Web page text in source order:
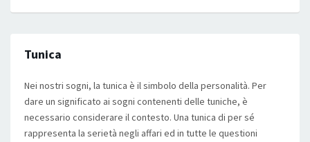
Tunica
Nei nostri sogni, la tunica è il simbolo della personalità. Per
dare un significato ai sogni contenenti delle tuniche, è
necessario considerare il contesto. Una tunica di per sé
rappresenta la serietà negli affari ed in tutte le questioni